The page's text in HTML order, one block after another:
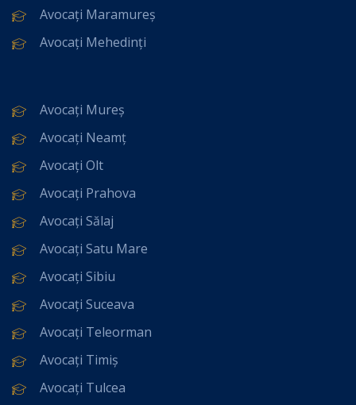
Avocați Maramureș
Avocați Mehedinți
Avocați Mureș
Avocați Neamț
Avocați Olt
Avocați Prahova
Avocați Sălaj
Avocați Satu Mare
Avocați Sibiu
Avocați Suceava
Avocați Teleorman
Avocați Timiș
Avocați Tulcea